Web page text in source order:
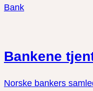
Bank
Bankene
Norske bankers